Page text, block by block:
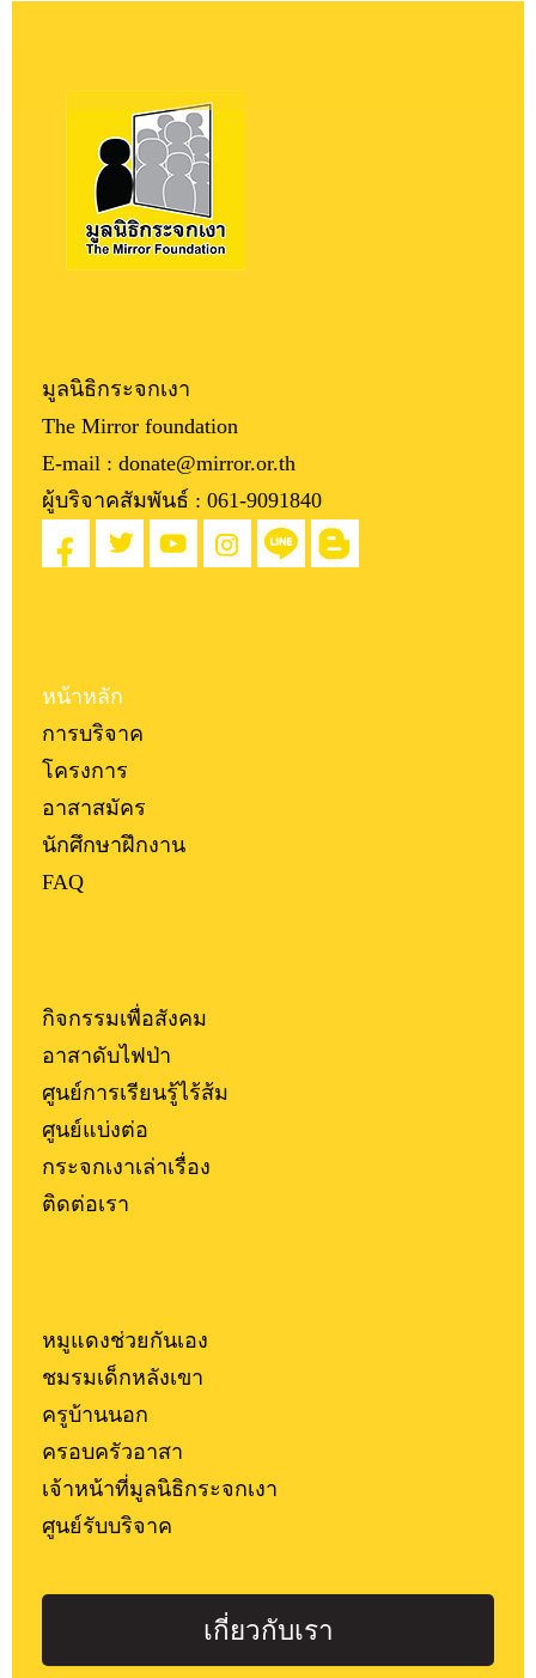
มูลนิธิกระจกเงา
The Mirror foundation
E-mail : donate@mirror.or.th
ผู้บริจาคสัมพันธ์ : 061-9091840
หน้าหลัก
การบริจาค
โครงการ
อาสาสมัคร
นักศึกษาฝึกงาน
FAQ
กิจกรรมเพื่อสังคม
อาสาดับไฟป่า
ศูนย์การเรียนรู้ไร้ส้ม
ศูนย์แบ่งต่อ
กระจกเงาเล่าเรื่อง
ติดต่อเรา
หมูแดงช่วยกันเอง
ชมรมเด็กหลังเขา
ครูบ้านนอก
ครอบครัวอาสา
เจ้าหน้าที่มูลนิธิกระจกเงา
ศูนย์รับบริจาค
เกี่ยวกับเรา